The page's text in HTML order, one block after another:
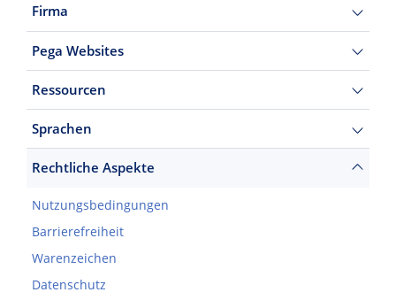
Firma
Pega Websites
Ressourcen
Sprachen
Rechtliche Aspekte
Nutzungsbedingungen
Barrierefreiheit
Warenzeichen
Datenschutz